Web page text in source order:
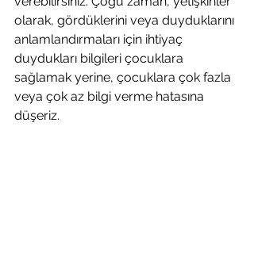
olarak, gördüklerini veya duyduklarını
anlamlandırmaları için ihtiyaç
duydukları bilgileri çocuklara
sağlamak yerine, çocuklara çok fazla
veya çok az bilgi verme hatasına
düşeriz.